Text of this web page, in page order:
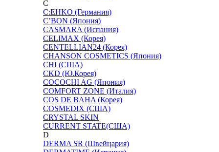
C
C:EHKO (Германия)
C’BON (Япония)
CASMARA (Испания)
CELIMAX (Корея)
CENTELLIAN24 (Корея)
CHANSON COSMETICS (Япония)
CHI (США)
CKD (Ю.Корея)
COCOCHI AG (Япония)
COMFORT ZONE (Италия)
COS DE BAHA (Корея)
COSMEDIX (США)
CRYSTAL SKIN
CURRENT STATE(США)
D
DERMA SR (Швейцария)